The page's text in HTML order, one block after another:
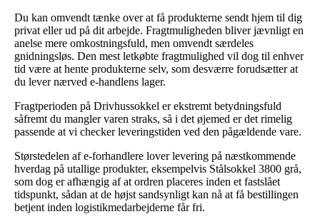
Du kan omvendt tænke over at få produkterne sendt hjem til dig
privat eller ud på dit arbejde. Fragtmuligheden bliver jævnligt en
anelse mere omkostningsfuld, men omvendt særdeles
gnidningsløs. Den mest letkøbte fragtmulighed vil dog til enhver
tid være at hente produkterne selv, som desværre forudsætter at
du lever nærved e-handlens lager.
Fragtperioden på Drivhussokkel er ekstremt betydningsfuld
såfremt du mangler varen straks, så i det øjemed er det rimelig
passende at vi checker leveringstiden ved den pågældende vare.
Størstedelen af e-forhandlere lover levering på næstkommende
hverdag på utallige produkter, eksempelvis Stålsokkel 3800 grå,
som dog er afhængig af at ordren placeres inden et fastslået
tidspunkt, sådan at de højst sandsynligt kan nå at få bestillingen
betjent inden logistikmedarbejderne får fri.